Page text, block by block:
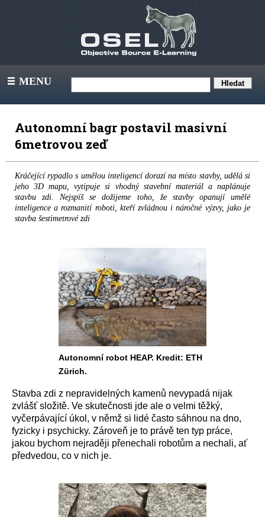
III MENU
Autonomní bagr postavil masivní
6metrovou zeď
Kráčející rypadlo s umělou inteligencí dorazí na místo stavby, udělá si
jeho 3D mapu, vytipuje si vhodný stavební materiál a naplánuje
stavbu zdi. Nejspíš se dožijeme toho, že stavby opanují umělé
inteligence a rozmanití roboti, kteří zvládnou i náročné výzvy, jako je
stavba šestimetrové zdi
Autonomní robot HEAP. Kredit: ETH
Zürich.
Stavba zdi z nepravidelných kamenů nevypadá nijak
zvlášť složitě. Ve skutečnosti jde ale o velmi těžký,
vyčerpávající úkol, v němž si lidé často sáhnou na dno,
fyzicky i psychicky. Zároveň je to právě ten typ práce,
jakou bychom nejraději přenechali robotům a nechali, ať
předvedou, co v nich je.